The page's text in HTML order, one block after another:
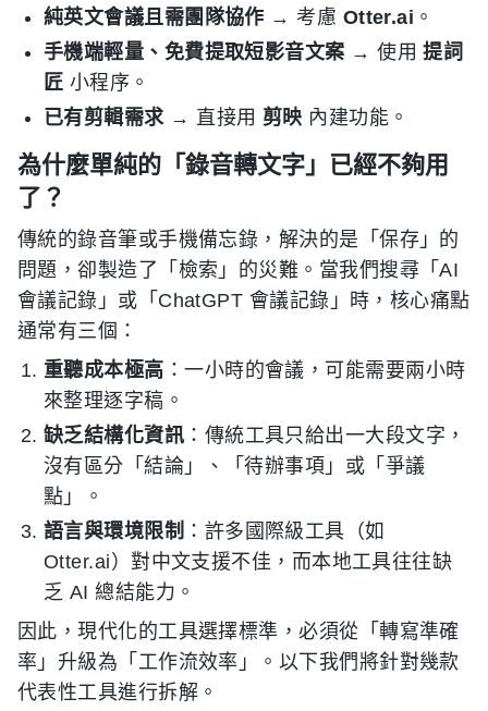
純英文會議且需團隊協作 → 考慮 Otter.ai 。
手機端輕量、免費提取短影音文案 → 使用提詞
匠 小程序。
已有剪輯需求→ 直接用 剪映 內建功能。
為什麼單純的「錄音轉文字」已經不夠用
了？
傳統的錄音筆或手機備忘錄，解決的是「保存」的
問題，卻製造了「檢索」的災難。當我們搜尋「AI
會議記錄」或「ChatGPT 會議記錄」時，核心痛點
通常有三個：
重聽成本極高 ：一小時的會議，可能需要兩小時
來整理逐字稿。
缺乏結構化資訊：傳統工具只給出一大段文字，
沒有區分「結論」、「待辦事項」或「爭議
點」。
語言與環境限制 ：許多國際級工具（如
Otter.ai）對中文支援不佳，而本地工具往往缺
乏 AI 總結能力。
因此，現代化的工具選擇標準，必須從「轉寫準確
率」升級為「工作流效率」。以下我們將針對幾款
代表性工具進行拆解。